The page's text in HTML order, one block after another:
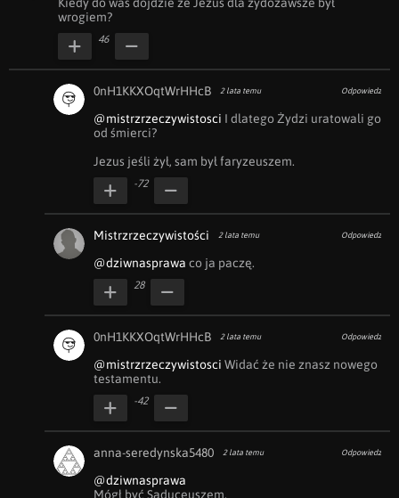
wrogiem?
46
0nH1KKXOqtWrHHcB 2 lata temu Odpowiedz
@mistrzrzeczywistosci I dlatego Żydzi uratowali go
od śmierci?
Jezus jeśli żył, sam był faryzeuszem.
-72
Mistrzrzeczywistości 2 lata temu Odpowiedz
@dziwnasprawa co ja paczę.
28
0nH1KKXOqtWrHHcB 2 lata temu Odpowiedz
@mistrzrzeczywistosci Widać że nie znasz nowego
testamentu.
-42
anna-seredynska5480 2 lata temu Odpowiedz
@dziwnasprawa
Mógł być Saduceuszem.